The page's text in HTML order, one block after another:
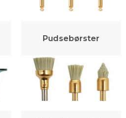
Pudsebørster